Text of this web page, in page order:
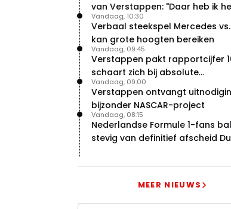
van Verstappen: "Daar heb ik
respect voor"
Verbaal steekspel Mercedes
kan grote hoogten bereiken
Vandaag, 10:30
Verstappen pakt rapportcijfer
schaart zich bij absolute
buitencategorie
Vandaag, 09:45
Verstappen ontvangt
bijzonder NASCAR-project
Vandaag, 09:00
Nederlandse Formule 1-fans
stevig van definitief afscheid
Vandaag, 08:15
MEER NIEUWS